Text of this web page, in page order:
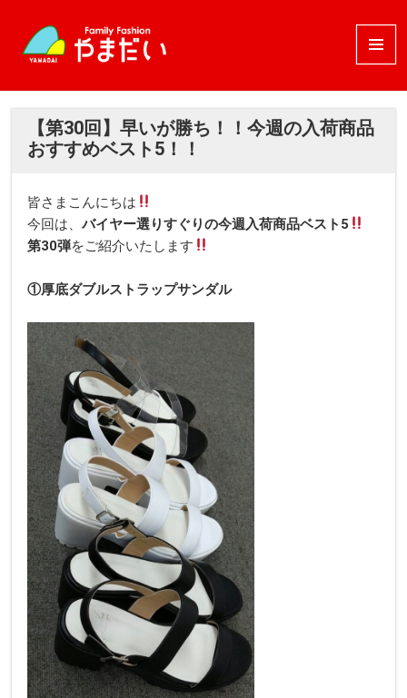
メニュ
ーとウ
ット
【第30回】早いが勝ち！！今週の入荷商品
おすすめベスト5！！
皆さまこんにちは
今回は、バイヤー選りすぐりの今週入荷商品ベスト5
第30弾をご紹介いたします
①厚底ダブルストラップサンダル